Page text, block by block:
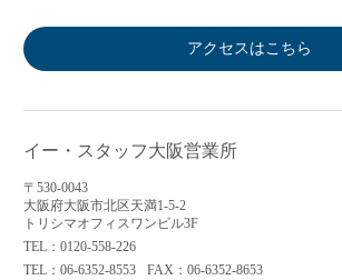
アクセスはこちら
イー・スタッフ大阪営業所
〒530-0043
大阪府大阪市北区天満1-5-2
トリシマオフィスワンビル3F
TEL：0120-558-226
TEL：06-6352-8553
FAX：06-6352-8653